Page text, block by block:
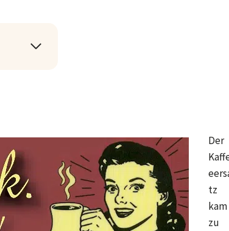
Der
tz
kam
zu